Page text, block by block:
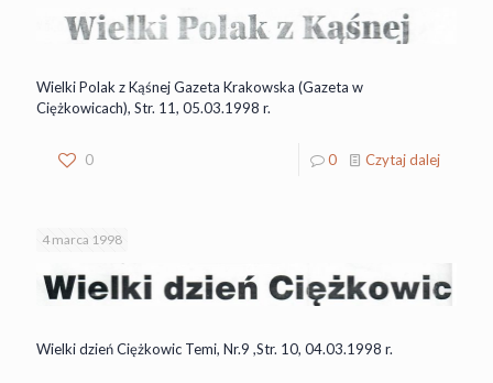
Wielki Polak z Kąśnej Gazeta Krakowska (Gazeta w
Ciężkowicach), Str. 11, 05.03.1998 r.
0 0 Czytaj dalej
4 marca 1998
Wielki dzień Ciężkowic Temi, Nr.9 ,Str. 10, 04.03.1998 r.